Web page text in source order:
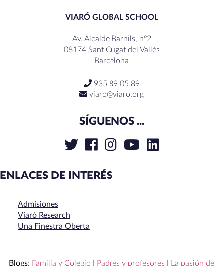
VIARÓ GLOBAL SCHOOL
Av. Alcalde Barnils, nº2
08174 Sant Cugat del Vallès
Barcelona
935 89 05 89
viaro@viaro.org
SÍGUENOS ...
ENLACES DE INTERÉS
Admisiones
Viaró Research
Una Finestra Oberta
Blogs: Familia y Colegio Padres y profesores La pasión de